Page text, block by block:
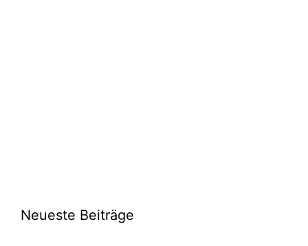
Neueste Beiträge